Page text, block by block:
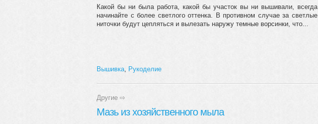
Какой бы ни была работа, какой бы участок вы ни вышивали, всегда
начинайте с более светлого оттенка. В противном случае за светлые
ниточки будут цепляться и вылезать наружу темные ворсинки, что...
Вышивка Рукоделие
Другие ⇨
Мазь из хозяйственного мыла